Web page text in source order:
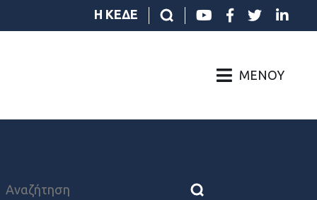
Η ΚΕΔΕ
ΜΕΝΟΎ